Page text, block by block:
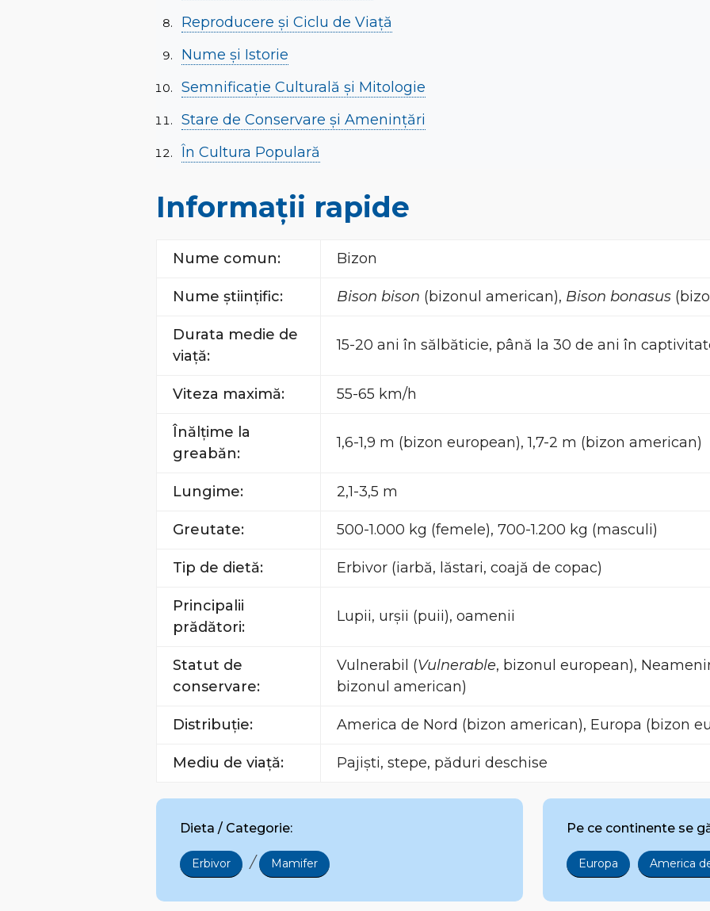
Reproducere și Ciclu de Viață
Nume și Istorie
Semnificație Culturală și Mitologie
Stare de Conservare și Amenințări
În Cultura Populară
Informații rapide
Nume comun: Bizon
Nume științific: Bison bison (bizonul american), Bison bonasus
Durata medie de
viață:
15-20 ani în sălbăticie, până la 30 de ani în
Viteza maximă: 55-65 km/h
Înălțime la
greabăn:
1,6-1,9 m (bizon european), 1,7-2 m (bizon american)
Lungime: 2,1-3,5 m
Greutate: 500-1.000 kg (femele), 700-1.200 kg (masculi)
Tip de dietă: Erbivor (iarbă, lăstari, coajă de copac)
Principalii
prădători:
Lupii, urșii (puii), oamenii
Statut de
conservare:
Vulnerabil (Vulnerable, bizonul european),
bizonul american)
Distribuție: America de Nord (bizon american), Europa (bizon
Mediu de viață: Pajiști, stepe, păduri deschise
Dieta / Categorie:
Erbivor / Mamifer
Pe ce continente se
Europa America